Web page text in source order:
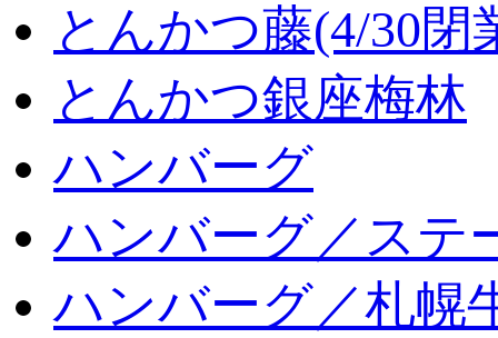
とんかつ藤(4/30閉
とんかつ銀座梅林
ハンバーグ
ハンバーグ／ステ
ハンバーグ／札幌